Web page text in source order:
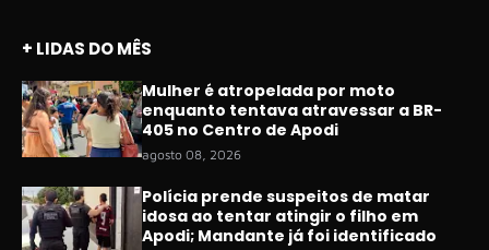
+ LIDAS DO MÊS
Mulher é atropelada por moto
enquanto tentava atravessar a BR-
405 no Centro de Apodi
agosto 08, 2026
Polícia prende suspeitos de matar
idosa ao tentar atingir o filho em
Apodi; Mandante já foi identificado